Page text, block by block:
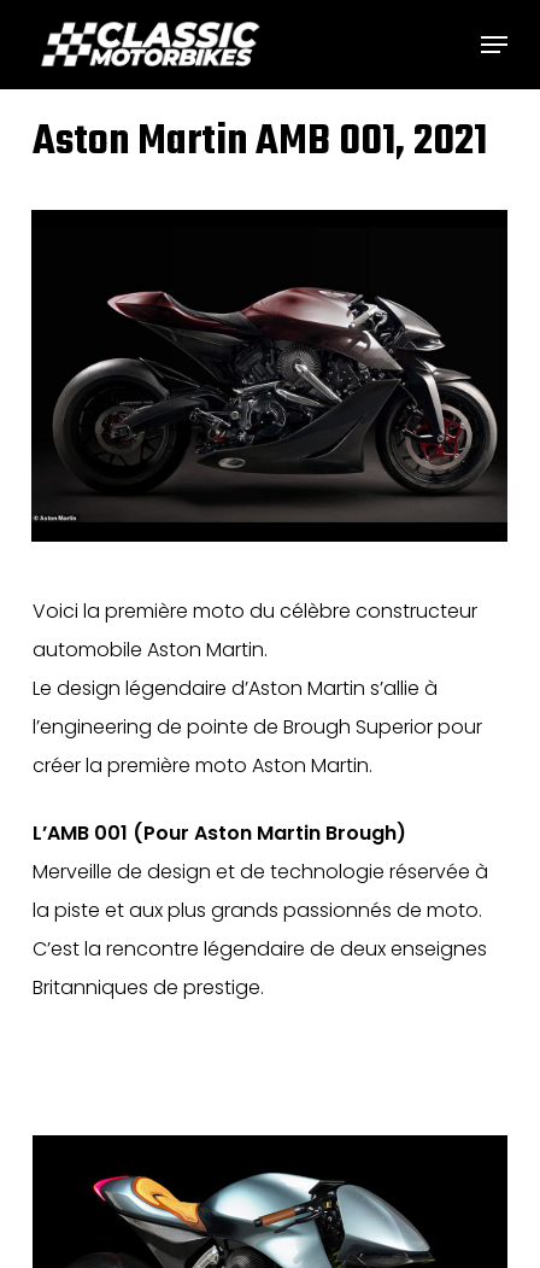
main
content
Menu
Aston Martin AMB 001, 2021
Voici la première moto du célèbre constructeur
automobile Aston Martin.
Le design légendaire d’Aston Martin s’allie à
l’engineering de pointe de Brough Superior pour
créer la première moto Aston Martin.
L’AMB 001 (Pour Aston Martin Brough)
Merveille de design et de technologie réservée à
la piste et aux plus grands passionnés de moto.
C’est la rencontre légendaire de deux enseignes
Britanniques de prestige.